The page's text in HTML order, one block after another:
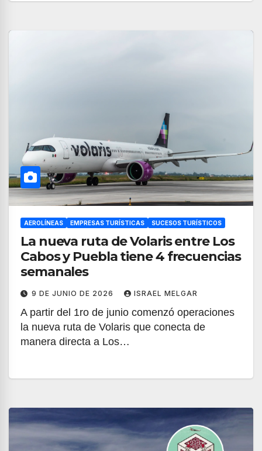
AEROLÍNEAS EMPRESAS TURÍSTICAS SUCESOS TURÍSTICOS
La nueva ruta de Volaris entre Los
Cabos y Puebla tiene 4 frecuencias
semanales
9 DE JUNIO DE 2026 ISRAEL MELGAR
A partir del 1ro de junio comenzó operaciones
la nueva ruta de Volaris que conecta de
manera directa a Los…